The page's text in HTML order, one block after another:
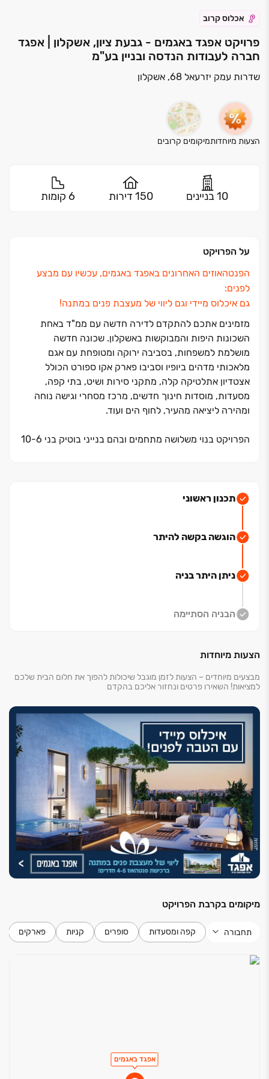
אכלוס קרוב
פרויקט אפגד באגמים - גבעת ציון, אשקלון | אפגד
חברה לעבודות הנדסה ובניין בע"מ
שדרות עמק יזרעאל 68, אשקלון
הצעות מיוחדותמיקומים קרובים
10 בניינים 150 דירות 6 קומות
על הפרויקט
הפנטהאוזים האחרונים באפגד באגמים, עכשיו עם מבצע
לפנים:
גם איכלוס מיידי וגם ליווי של מעצבת פנים במתנה!
מזמינים אתכם להתקדם לדירה חדשה עם ממ"ד באחת
השכונות היפות והמבוקשות באשקלון. שכונה חדשה
מושלמת למשפחות, בסביבה ירוקה ומטופחת עם אגם
מלאכותי מדהים ביופיו וסביבו פארק אקו ספורט הכולל
אצטדיון אתלטיקה קלה, מתקני סירות ושיט, בתי קפה,
מסעדות, מוסדות חינוך חדשים, מרכז מסחרי וגישה נוחה
ומהירה ליציאה מהעיר, לחוף הים ועוד.
הפרויקט בנוי משלושה מתחמים ובהם בנייני בוטיק בני ‏10-6
תכנון ראשוני
הוגשה בקשה להיתר
ניתן היתר בניה
הבניה הסתיימה
הצעות מיוחדות
מבצעים מיוחדים – הצעות לזמן מוגבל שיכולות להפוך את חלום הבית שלכם
למציאות! השאירו פרטים ונחזור אליכם בהקדם
מיקומים בקרבת הפרויקט
תחבורה קפה ומסעדות סופרים קניות פארקים
אפגד באגמים